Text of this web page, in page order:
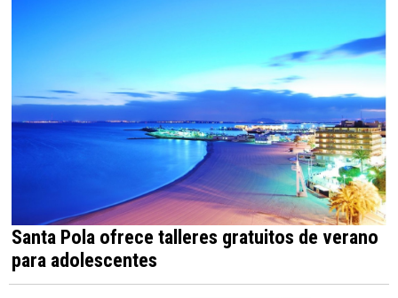
Santa Pola ofrece talleres gratuitos de verano
para adolescentes